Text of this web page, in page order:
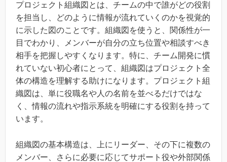
プロジェクト組織図とは、チームの中で誰がどの役割
を担当し、どのように情報が流れていくのかを視覚的
に示した図のことです。組織図を使うと、関係性が一
目でわかり、メンバーが自分の立ち位置や相談すべき
相手を把握しやすくなります。特に、チーム開発に慣
れていない初心者にとって、組織図はプロジェクト全
体の構造を理解する助けになります。プロジェクト組
織図は、単に役職名や人の名前を並べるだけではな
く、情報の流れや指示系統を明確にする役割を持って
います。
組織図の基本構造は、上にリーダー、その下に複数の
メンバー、さらに必要に応じてサポート役や外部関係